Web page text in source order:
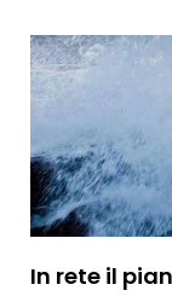
In rete il